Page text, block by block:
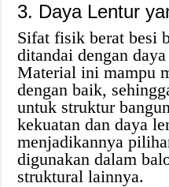
3. Daya Lentur
Sifat fisik berat besi
ditandai dengan
Material ini mampu
dengan baik,
untuk struktur
kekuatan dan daya
menjadikannya
digunakan dalam
struktural lainnya.